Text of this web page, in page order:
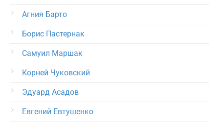
Агния Барто
Борис Пастернак
Самуил Маршак
Корней Чуковский
Эдуард Асадов
Евгений Евтушенко